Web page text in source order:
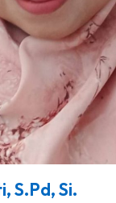
S.Pd, Si.